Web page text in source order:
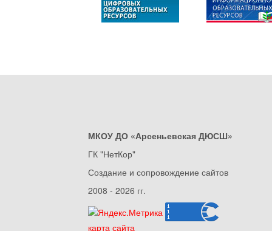
МКОУ ДО «Арсеньевская ДЮСШ»
ГК "НетКор"
Создание и сопровождение сайтов
2008 - 2026 гг.
карта сайта